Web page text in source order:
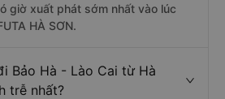
giờ xuất phát sớm nhất vào lúc
HÀ SƠN.
Bảo Hà - Lào Cai từ Hà
trễ nhất?